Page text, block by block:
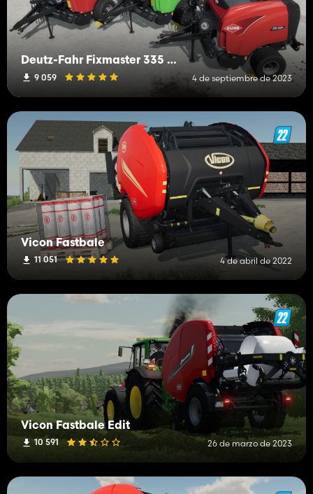
Deutz-Fahr Fixmaster 335 / Kuhn FB 3135
9 059 4 de septiembre de 2023
Vicon Fastbale
11 051 4 de abril de 2022
Vicon Fastbale Edit
10 591 26 de marzo de 2023